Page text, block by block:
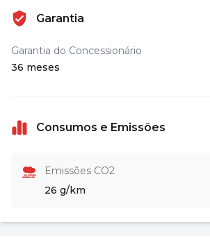
Garantia
Garantia do Concessionário
36 meses
Consumos e Emissões
Emissões CO2
26 g/km